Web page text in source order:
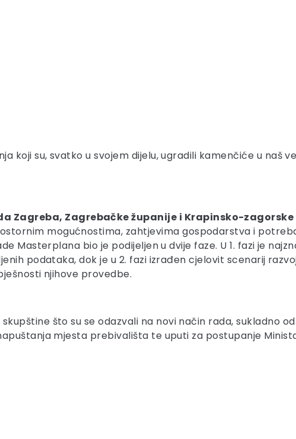
koji su, svatko u svojem dijelu, ugradili kamenčiće u naš
Zagreba, Zagrebačke županije i Krapinsko-zagorske
mogućnostima, zahtjevima gospodarstva i
Masterplana bio je podijeljen u dvije faze. U 1. fazi je
podataka, dok je u 2. fazi izrađen cjelovit scenarij
njihove provedbe.
što su se odazvali na novi način rada, sukladno
mjesta prebivališta te uputi za postupanje